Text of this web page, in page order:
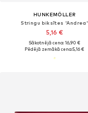
HUNKEMÖLLER
Stringu biksītes 'Andrea'
5,16 €
Sākotnējā cena: 16,90 €
Pēdējā zemākā cena:5,16 €